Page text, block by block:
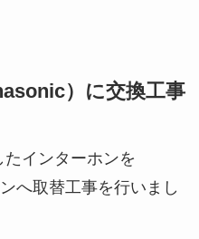
）に交換工事
インターホンを
へ取替工事を行いまし